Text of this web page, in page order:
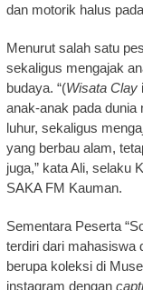
dan motorik halus
Menurut salah satu
sekaligus mengajak
budaya. “(Wisata Clay
anak-anak pada dunia
luhur, sekaligus
yang berbau alam,
juga,” kata Ali, selaku
SAKA FM Kauman.
Sementara Peserta
terdiri dari mahasiswa
berupa koleksi di
instagram dengan